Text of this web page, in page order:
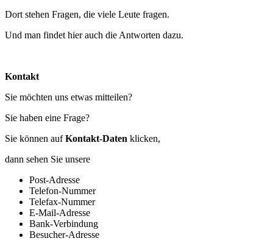
Dort stehen Fragen, die viele Leute fragen.
Und man findet hier auch die Antworten dazu.
Kontakt
Sie möchten uns etwas mitteilen?
Sie haben eine Frage?
Sie können aufKontakt-Daten klicken,
dann sehen Sie unsere
Post-Adresse
Telefon-Nummer
Telefax-Nummer
E-Mail-Adresse
Bank-Verbindung
Besucher-Adresse